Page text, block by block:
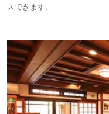
スできます。